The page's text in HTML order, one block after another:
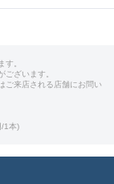
す。
ございます。
ご来店される店舗にお問い
1本)